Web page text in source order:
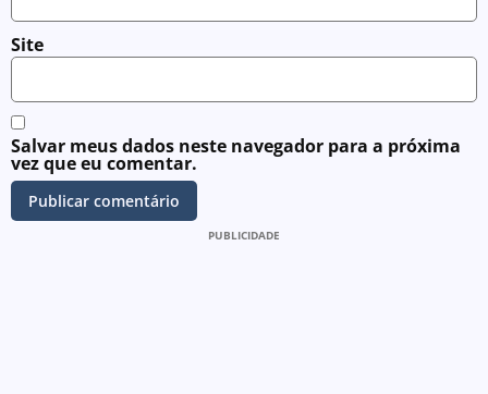
Site
Salvar meus dados neste navegador para a próxima
vez que eu comentar.
PUBLICIDADE